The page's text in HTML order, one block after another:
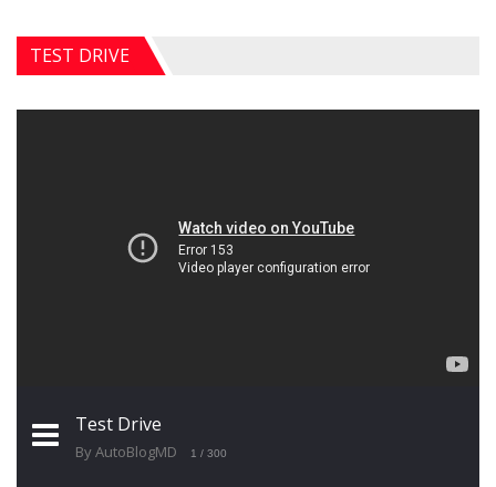
TEST DRIVE
Test Drive
By AutoBlogMD 1 / 300